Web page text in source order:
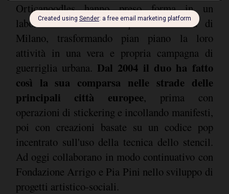
Orticanoodles hanno preso forma in un
laboratorio situato nel quartiere Ortica di
Milano, trasformando pian piano la loro
attività in una vera e propria campagna di
guerriglia urbana. Dal 2004 il duo ha fatto
così la sua comparsa nelle strade delle
principali città europee, prima con
operazioni di stickering e incollando manifesti,
poi con creazioni basate su un codice pop
incentrato sull'uso della tecnica dello stencil.
Ad oggi collaborano in modo continuativo con
Fondazione Arrigo e Pia Pini nello sviluppo di
progetti artistico-sociali.